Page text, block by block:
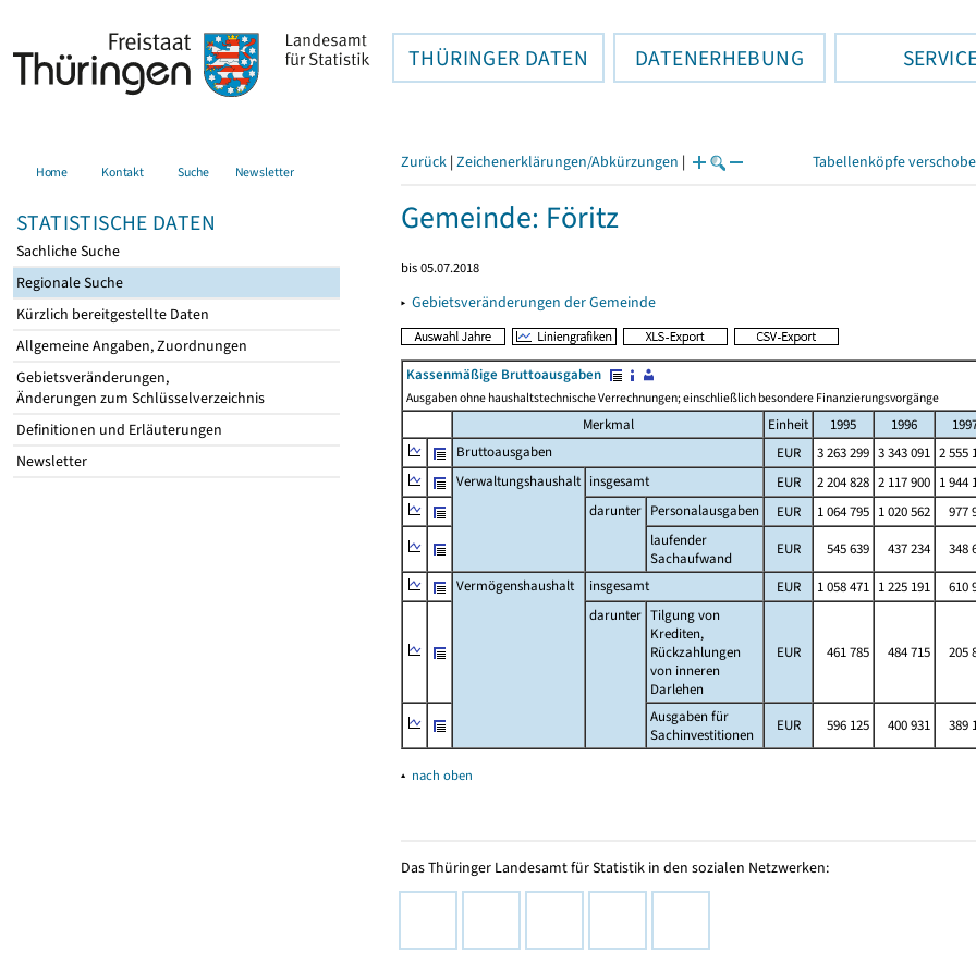
THÜRINGER DATEN DATENERHEBUNG
Home Kontakt Suche Newsletter
STATISTISCHE DATEN
Sachliche Suche
Regionale Suche
Kürzlich bereitgestellte Daten
Allgemeine Angaben, Zuordnungen
Gebietsveränderungen,
Änderungen zum Schlüsselverzeichnis
Definitionen und Erläuterungen
Newsletter
Zurück | Zeichenerklärungen/Abkürzungen | Tabellenköpfe
Gemeinde: Föritz
bis 05.07.2018
▸ Gebietsveränderungen der Gemeinde
Kassenmäßige Bruttoausgaben
Ausgaben ohne haushaltstechnische Verrechnungen; einschließlich besondere Finanzierungsvorgänge
Merkmal Einheit 1995 1996
Bruttoausgaben
EUR 3 263 299 3 343 091 2 555
Verwaltungshaushalt insgesamt EUR 2 204 828 2 117 900 1 944
darunter Personalausgaben EUR 1 064 795 1 020 562
977
laufender
Sachaufwand
EUR 545 639 437 234
348
Vermögenshaushalt
insgesamt EUR 1 058 471 1 225 191
610
darunter Tilgung von
Krediten,
Rückzahlungen
von inneren
Darlehen
EUR 461 785 484 715 205
Ausgaben für
Sachinvestitionen
EUR 596 125 400 931 389
▴ nach oben
Das Thüringer Landesamt für Statistik in den sozialen Netzwerken: